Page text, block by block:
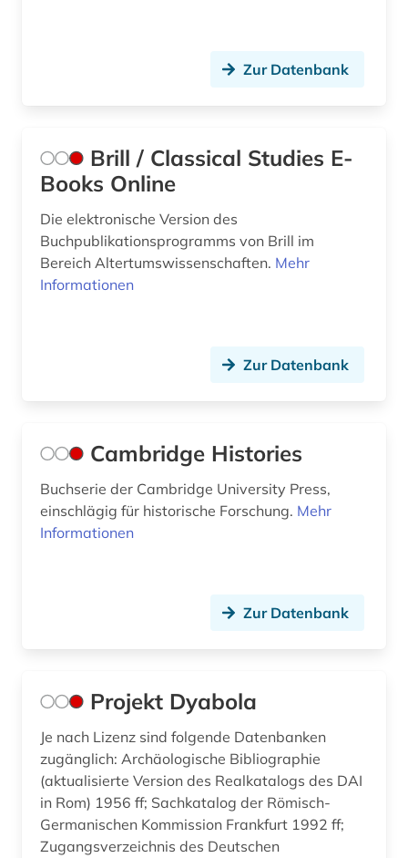
Zur Datenbank
Brill / Classical Studies E-
Books Online
Die elektronische Version des
Buchpublikationsprogramms von Brill im
Bereich Altertumswissenschaften. Mehr
Informationen
Zur Datenbank
Cambridge Histories
Buchserie der Cambridge University Press,
einschlägig für historische Forschung. Mehr
Informationen
Zur Datenbank
Projekt Dyabola
Je nach Lizenz sind folgende Datenbanken
zugänglich: Archäologische Bibliographie
(aktualisierte Version des Realkatalogs des DAI
in Rom) 1956 ff; Sachkatalog der Römisch-
Germanischen Kommission Frankfurt 1992 ff;
Zugangsverzeichnis des Deutschen